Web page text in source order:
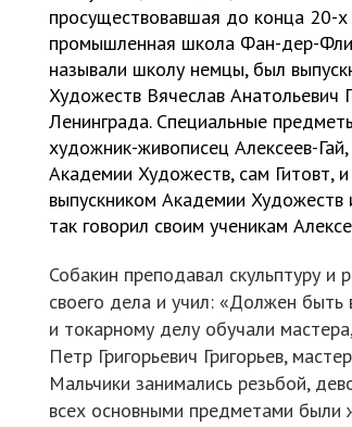
просуществовавшая до конца 20-
промышленная школа Фан-дер-
называли школу немцы, был
Художеств Вячеслав Анатольевич
Ленинграда. Специальные
художник-живописец Алексеев-
Академии Художеств, сам Гитовт,
выпускником Академии
так говорил своим ученикам
Собакин преподавал скульптуру и
своего дела и учил: «Должен быть
и токарному делу обучали
Петр Григорьевич Григорьев,
Мальчики занимались резьбой,
всех основными предметами были